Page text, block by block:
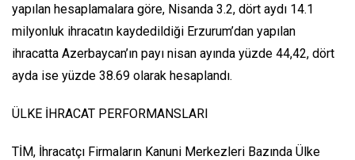
yapılan hesaplamalara göre, Nisanda 3.2, dört aydı 14.1
milyonluk ihracatın kaydedildiği Erzurum’dan yapılan
ihracatta Azerbaycan’ın payı nisan ayında yüzde 44,42, dört
ayda ise yüzde 38.69 olarak hesaplandı.
ÜLKE İHRACAT PERFORMANSLARI
TİM, İhracatçı Firmaların Kanuni Merkezleri Bazında Ülke